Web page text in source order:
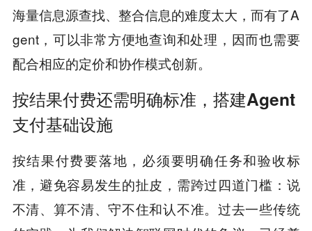
海量信息源查找、整合信息的难度太大，而有了A
gent，可以非常方便地查询和处理，因而也需要
配合相应的定价和协作模式创新。
按结果付费还需明确标准，搭建Agent
支付基础设施
按结果付费要落地，必须要明确任务和验收标
准，避免容易发生的扯皮，需跨过四道门槛：说
不清、算不清、守不住和认不准。过去一些传统